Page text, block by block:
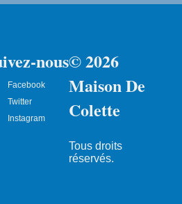
nous
Facebook
Twitter
Instagram
© 2026
Maison De
Colette
Tous droits
réservés.